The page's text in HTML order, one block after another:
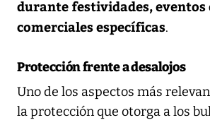
durante festividades, eventos
comerciales específicas.
Protección frente a desalojos
Uno de los aspectos más
la protección que otorga a los